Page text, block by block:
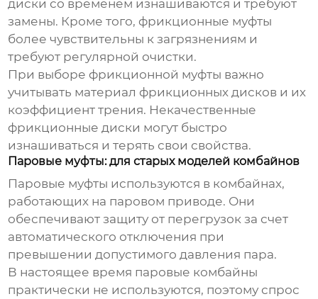
диски со временем изнашиваются и требуют
замены. Кроме того, фрикционные муфты
более чувствительны к загрязнениям и
требуют регулярной очистки.
При выборе фрикционной муфты важно
учитывать материал фрикционных дисков и их
коэффициент трения. Некачественные
фрикционные диски могут быстро
изнашиваться и терять свои свойства.
Паровые муфты: для старых моделей комбайнов
Паровые муфты используются в комбайнах,
работающих на паровом приводе. Они
обеспечивают защиту от перегрузок за счет
автоматического отключения при
превышении допустимого давления пара.
В настоящее время паровые комбайны
практически не используются, поэтому спрос